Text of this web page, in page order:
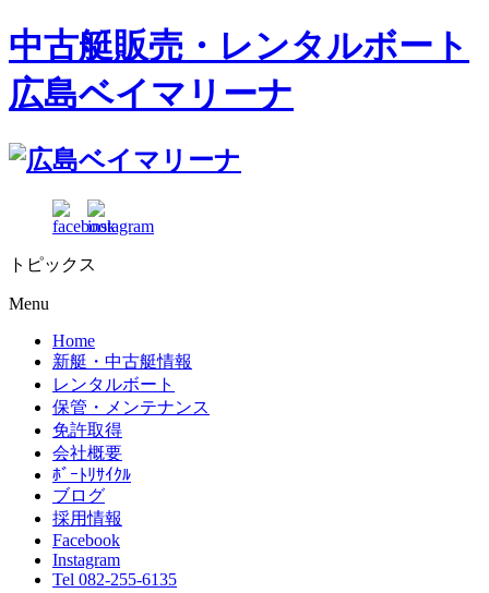
中古艇販売・レンタルボート
広島ベイマリーナ
トピックス
Menu
Home
新艇・中古艇情報
レンタルボート
保管・メンテナンス
免許取得
会社概要
ﾎﾞｰﾄﾘｻｲｸﾙ
ブログ
採用情報
Facebook
Instagram
Tel 082-255-6135